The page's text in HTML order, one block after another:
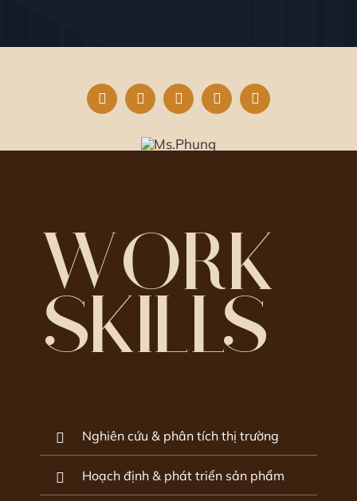
WORK
SKILLS
Nghiên cứu & phân tích thị trường
Hoạch định & phát triển sản phẩm